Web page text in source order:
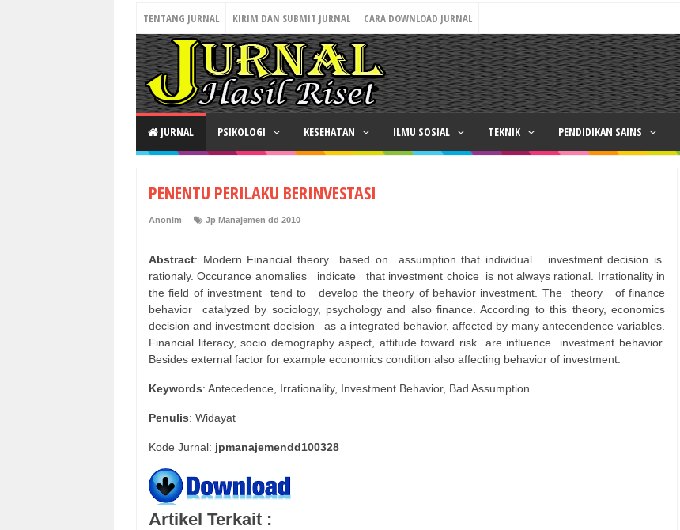
TENTANG JURNAL KIRIM DAN SUBMIT JURNAL CARA DOWNLOAD JURNAL
JURNAL PSIKOLOGI KESEHATAN ILMU SOSIAL TEKNIK PENDIDIKAN SAINS
PENENTU PERILAKU BERINVESTASI
Anonim Jp Manajemen dd 2010
Abstract: Modern Financial theory based on assumption that individual
investment decision is
rationaly. Occurance anomalies
indicate that investment choice
is not always rational. Irrationality in
the field of investment
tend to develop the theory of behavior investment. The theory
of finance
behavior
catalyzed by sociology, psychology and also finance. According to this theory, economics
decision and investment decision
as a integrated behavior, affected by many antecendence variables.
Financial literacy, socio demography aspect, attitude toward risk
are influence
investment behavior.
Besides external factor for example economics condition also affecting behavior of investment.
Keywords: Antecedence, Irrationality, Investment Behavior, Bad Assumption
Penulis: Widayat
Kode Jurnal: jpmanajemendd100328
Artikel Terkait :